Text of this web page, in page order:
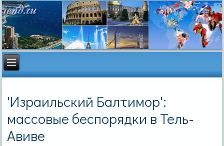
'Израильский Балтимор':
массовые беспорядки в Тель-
Авиве